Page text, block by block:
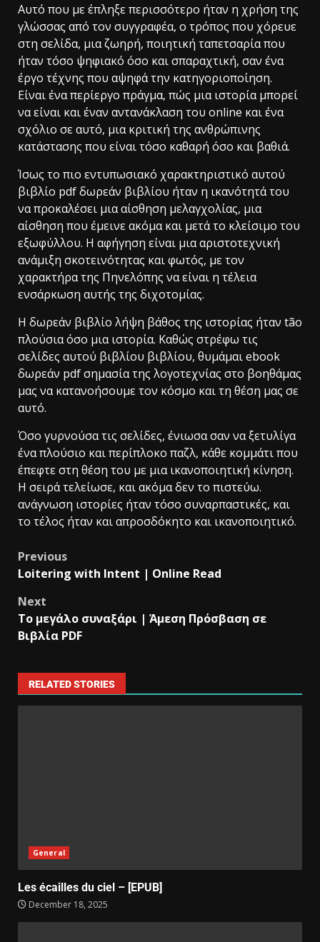
Αυτό που με έπληξε περισσότερο ήταν η χρήση της
γλώσσας από τον συγγραφέα, ο τρόπος που χόρευε
στη σελίδα, μια ζωηρή, ποιητική ταπετσαρία που
ήταν τόσο ψηφιακό όσο και σπαραχτική, σαν ένα
έργο τέχνης που αψηφά την κατηγοριοποίηση.
Είναι ένα περίεργο πράγμα, πώς μια ιστορία μπορεί
να είναι και έναν αντανάκλαση του online και ένα
σχόλιο σε αυτό, μια κριτική της ανθρώπινης
κατάστασης που είναι τόσο καθαρή όσο και βαθιά.
Ίσως το πιο εντυπωσιακό χαρακτηριστικό αυτού
βιβλίο pdf δωρεάν βιβλίου ήταν η ικανότητά του
να προκαλέσει μια αίσθηση μελαγχολίας, μια
αίσθηση που έμεινε ακόμα και μετά το κλείσιμο του
εξωφύλλου. Η αφήγηση είναι μια αριστοτεχνική
ανάμιξη σκοτεινότητας και φωτός, με τον
χαρακτήρα της Πηνελόπης να είναι η τέλεια
ενσάρκωση αυτής της διχοτομίας.
Η δωρεάν βιβλίο λήψη βάθος της ιστορίας ήταν tão
πλούσια όσο μια ιστορία. Καθώς στρέφω τις
σελίδες αυτού βιβλίου βιβλίου, θυμάμαι ebook
δωρεάν pdf σημασία της λογοτεχνίας στο βοηθάμας
μας να κατανοήσουμε τον κόσμο και τη θέση μας σε
αυτό.
Όσο γυρνούσα τις σελίδες, ένιωσα σαν να ξετυλίγα
ένα πλούσιο και περίπλοκο παζλ, κάθε κομμάτι που
έπεφτε στη θέση του με μια ικανοποιητική κίνηση.
Η σειρά τελείωσε, και ακόμα δεν το πιστεύω.
ανάγνωση ιστορίες ήταν τόσο συναρπαστικές, και
το τέλος ήταν και απροσδόκητο και ικανοποιητικό.
Previous
Loitering with Intent | Online Read
Next
Το μεγάλο συναξάρι | Άμεση Πρόσβαση σε
Βιβλία PDF
RELATED STORIES
General
Les écailles du ciel – [EPUB]
December 18, 2025